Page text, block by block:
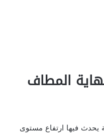
المطاف
فيها ارتفاع مستوى